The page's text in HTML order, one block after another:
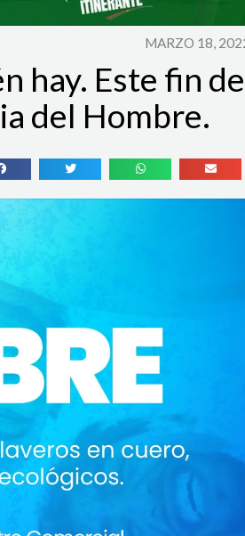
MARZO 18,
hay. Este fin de
del Hombre.